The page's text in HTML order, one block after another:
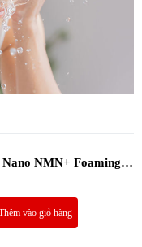
NMN+ Foaming
vào giỏ hàng